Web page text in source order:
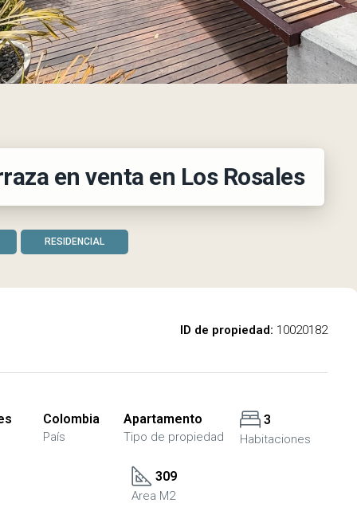
en venta en Los Rosales
RESIDENCIAL
ID de propiedad: 10020182
Colombia
País
Apartamento
Tipo de propiedad
3
Habitaciones
309
Area M2